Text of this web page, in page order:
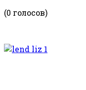
(0 голосов)